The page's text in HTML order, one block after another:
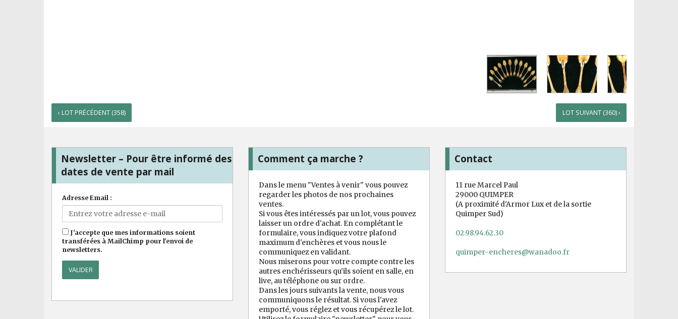
‹ LOT PRÉCÉDENT (358) LOT SUIVANT (360) ›
Newsletter – Pour être informé des
dates de vente par mail
Adresse Email :
J'accepte que mes informations soient
transférées à MailChimp pour l'envoi de
newsletters.
Comment ça marche ?
Dans le menu "Ventes à venir" vous pouvez
regarder les photos de nos prochaines
ventes.
Si vous êtes intéressés par un lot, vous pouvez
laisser un ordre d'achat. En complétant le
formulaire, vous indiquez votre plafond
maximum d'enchères et vous nous le
communiquez en validant.
Nous miserons pour votre compte contre les
autres enchérisseurs qu'ils soient en salle, en
live, au téléphone ou sur ordre.
Dans les jours suivants la vente, nous vous
communiquons le résultat. Si vous l'avez
emporté, vous réglez et vous récupérez le lot.
Contact
11 rue Marcel Paul
29000 QUIMPER
(A proximité d'Armor Lux et de la sortie
Quimper Sud)
02.98.94.62.30
quimper-encheres@wanadoo.fr